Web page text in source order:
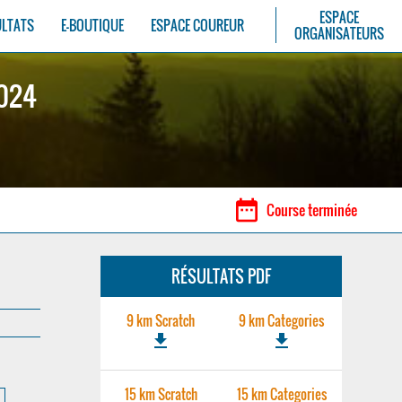
E-BOUTIQUE ESPACE COUREUR
ESPACE
ORGANISATEURS
date_range Course terminée
RÉSULTATS PDF
9 km Scratch
file_download
9 km Categories
file_download
15 km Scratch 15 km Categories